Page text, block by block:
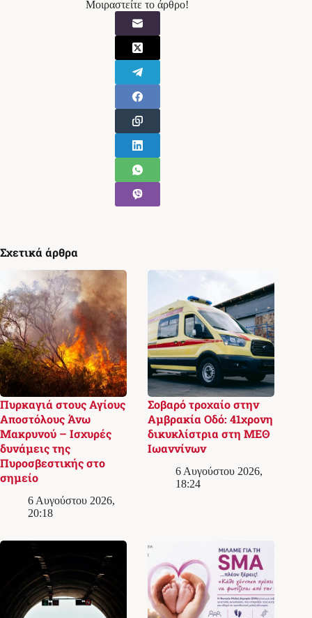
Μοιραστείτε το άρθρο!
Σχετικά άρθρα
Πυρκαγιά στους Αγίους
Αποστόλους Άνω
Μακρυνού – Ισχυρές
δυνάμεις της
Πυροσβεστικής στο
σημείο
6 Αυγούστου 2026,
20:18
Σοβαρό τροχαίο στην
Αμβρακία Οδό: 41χρονη
δικυκλίστρια στη ΜΕΘ
Ιωαννίνων
6 Αυγούστου 2026,
18:24